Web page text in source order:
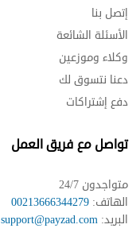
إتصل بنا
الأسئلة الشائعة
وكلاء وموزعين
دعنا نتسوق لك
دفع إشتراكات
تواصل مع فريق العمل
متواجدون 24/7
الهاتف: 00213666344279
البريد: support@payzad.com